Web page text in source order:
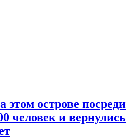
этом острове посреди
человек и вернулись